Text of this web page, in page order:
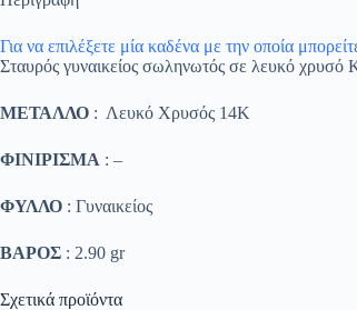
Για να επιλέξετε μία καδένα με την οποία
Σταυρός γυναικείος σωληνωτός σε λευκό χρυσό
ΜΕΤΑΛΛΟ : Λευκό Χρυσός 14K
ΦΙΝΙΡΙΣΜΑ : –
ΦΥΛΛΟ : Γυναικείος
ΒΑΡΟΣ : 2.90 gr
Σχετικά προϊόντα